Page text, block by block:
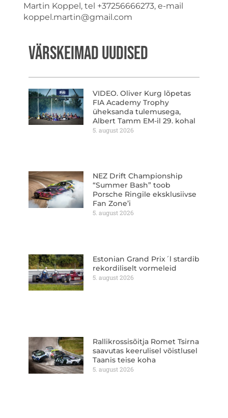
Martin Koppel, tel +37256666273, e-mail
koppel.martin@gmail.com
VÄRSKEIMAD UUDISED
VIDEO. Oliver Kurg lõpetas
FIA Academy Trophy
üheksanda tulemusega,
Albert Tamm EM-il 29. kohal
5. august 2026
NEZ Drift Championship
“Summer Bash” toob
Porsche Ringile eksklusiivse
Fan Zone’i
5. august 2026
Estonian Grand Prix´l stardib
rekordiliselt vormeleid
5. august 2026
Rallikrossisõitja Romet Tsirna
saavutas keerulisel võistlusel
Taanis teise koha
5. august 2026